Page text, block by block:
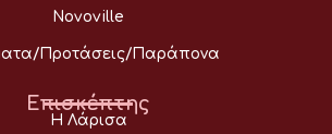
Novoville
Προτάσεις/Παράπονα
Επισκέπτης
Η Λάρισα